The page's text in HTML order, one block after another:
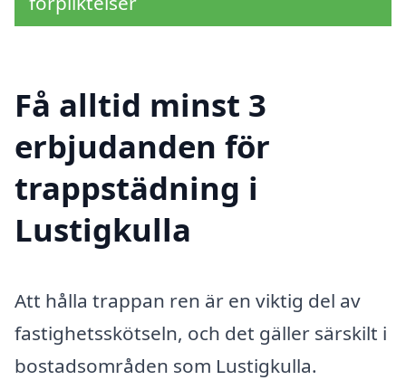
Få alltid minst 3
erbjudanden för
trappstädning i
Lustigkulla
Att hålla trappan ren är en viktig del av
fastighetsskötseln, och det gäller särskilt i
bostadsområden som Lustigkulla.